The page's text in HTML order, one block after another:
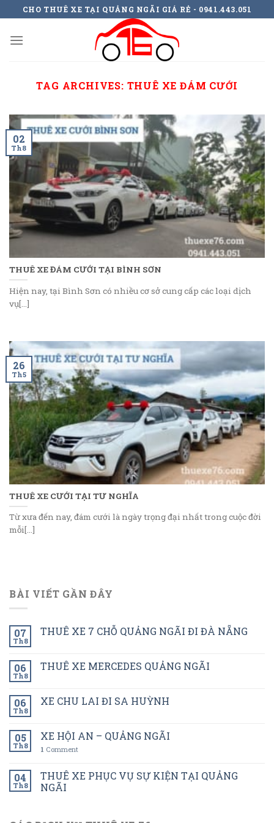
to
content
CHO THUÊ XE TẠI QUẢNG NGÃI GIÁ RẺ - 0941.443.051
TAG ARCHIVES: THUÊ XE ĐÁM CƯỚI
THUÊ XE ĐÁM CƯỚI TẠI BÌNH SƠN
Hiện nay, tại Bình Sơn có nhiều cơ sở cung cấp các loại dịch
vụ[...]
02
Th8
THUÊ XE CƯỚI TẠI TƯ NGHĨA
Từ xưa đến nay, đám cưới là ngày trọng đại nhất trong cuộc đời
mỗi[...]
26
Th5
BÀI VIẾT GẦN ĐÂY
07
Th8
THUÊ XE 7 CHỖ QUẢNG NGÃI ĐI ĐÀ NẴNG
06
Th8
THUÊ XE MERCEDES QUẢNG NGÃI
06
Th8
XE CHU LAI ĐI SA HUỲNH
05
Th8
XE HỘI AN – QUẢNG NGÃI
1 Comment
04
Th8
THUÊ XE PHỤC VỤ SỰ KIỆN TẠI QUẢNG
NGÃI